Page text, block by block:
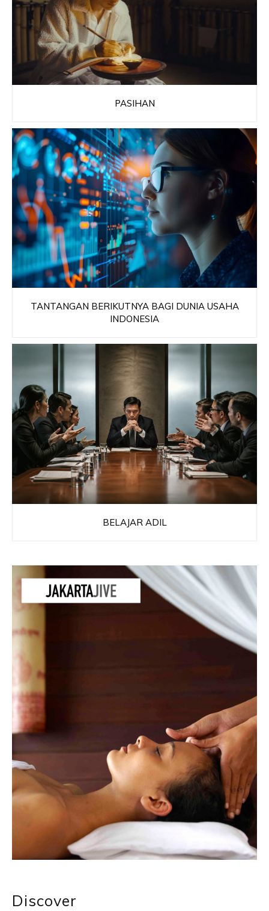
PASIHAN
TANTANGAN BERIKUTNYA BAGI DUNIA USAHA
INDONESIA
BELAJAR ADIL
Discover